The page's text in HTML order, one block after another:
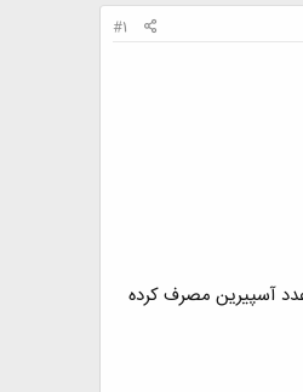
#1
آسپيرين مصرف کرده